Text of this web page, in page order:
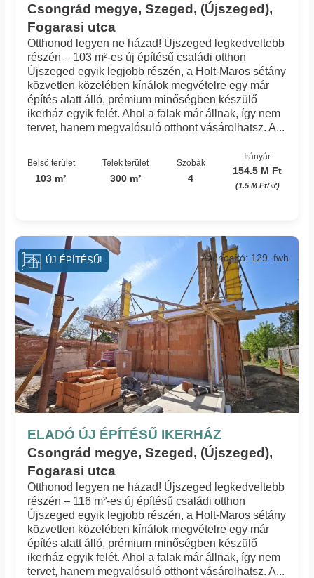
Csongrád megye, Szeged, (Újszeged),
Fogarasi utca
Otthonod legyen ne házad! Újszeged legkedveltebb
részén – 103 m²-es új építésű családi otthon
Újszeged egyik legjobb részén, a Holt-Maros sétány
közvetlen közelében kínálok megvételre egy már
építés alatt álló, prémium minőségben készülő
ikerház egyik felét. Ahol a falak már állnak, így nem
tervet, hanem megvalósuló otthont vásárolhatsz. A...
Belső terület
103 m²
Telek terület
300 m²
Szobák
4
Irányár
154.5 M Ft
(1.5 M Ft/㎡)
ELADÓ ÚJ ÉPÍTÉSŰ IKERHÁZ
Csongrád megye, Szeged, (Újszeged),
Fogarasi utca
Azonosító: 129_fwh
Otthonod legyen ne házad! Újszeged legkedveltebb
részén – 116 m²-es új építésű családi otthon
Újszeged egyik legjobb részén, a Holt-Maros sétány
közvetlen közelében kínálok megvételre egy már
építés alatt álló, prémium minőségben készülő
ikerház egyik felét. Ahol a falak már állnak, így nem
tervet, hanem megvalósuló otthont vásárolhatsz. A...
ÚJ ÉPÍTÉSŰ!